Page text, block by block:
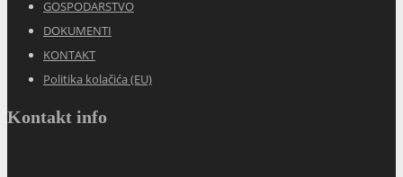
GOSPODARSTVO
DOKUMENTI
KONTAKT
Politika kolačića (EU)
Kontakt info